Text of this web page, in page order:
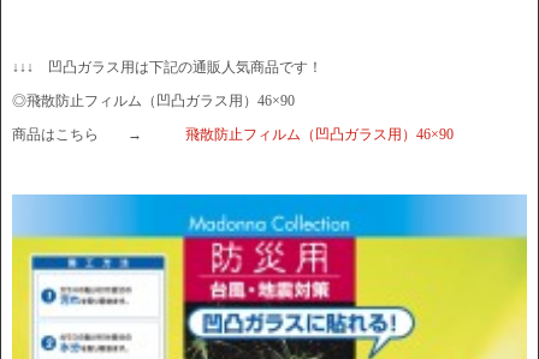
↓↓↓ 凹凸ガラス用は下記の通販人気商品です！
◎飛散防止フィルム（凹凸ガラス用）46×90
商品はこちら → 飛散防止フィルム（凹凸ガラス用）46×90